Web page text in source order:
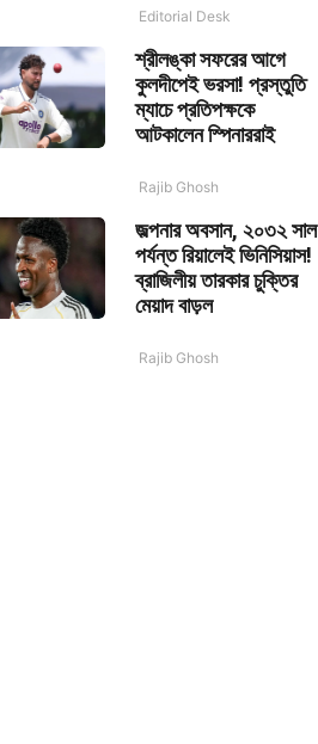
Editorial Desk
শ্রীলঙ্কা সফরের আগে
কুলদীপেই ভরসা! প্রস্তুতি
ম্যাচে প্রতিপক্ষকে
আটকালেন স্পিনাররাই
Rajib Ghosh
জল্পনার অবসান, ২০৩২ সাল
পর্যন্ত রিয়ালেই ভিনিসিয়াস!
ব্রাজিলীয় তারকার চুক্তির
মেয়াদ বাড়ল
Rajib Ghosh